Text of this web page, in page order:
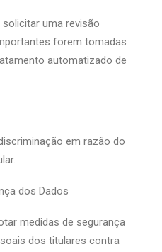
uma revisão
forem tomadas
automatizado de
em razão do
dos Dados
medidas de segurança
dos titulares contra